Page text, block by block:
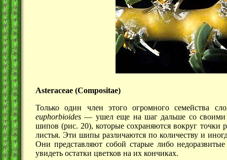
Asteraceae (Compositae)
Только один член этого огромного семейства
euphorbioides — ушел еще на шаг дальше со своими
шипов(рис. 20), которые сохраняются вокруг точки
листья. Эти шипы различаются по количеству и
Они представляют собой старые либо
увидеть остатки цветков на их кончиках.